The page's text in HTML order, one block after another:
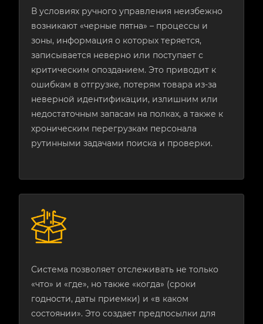
В условиях ручного управления неизбежно
возникают «черные пятна» – процессы и
зоны, информация о которых теряется,
записывается неверно или поступает с
критическим опозданием. Это приводит к
ошибкам в отгрузке, потерям товара из-за
неверной идентификации, излишним или
недостаточным запасам на полках, а также к
хроническим перегрузкам персонала
рутинными задачами поиска и проверки.
Система позволяет отслеживать не только
«что» и «где», но также «когда» (сроки
годности, даты приемки) и «в каком
состоянии». Это создает предпосылки для